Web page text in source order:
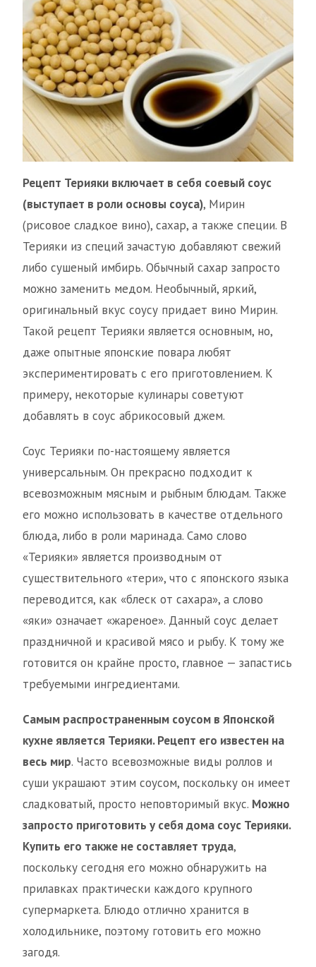
Рецепт Терияки включает в себя соевый соус
(выступает в роли основы соуса), Мирин
(рисовое сладкое вино), сахар, а также специи. В
Терияки из специй зачастую добавляют свежий
либо сушеный имбирь. Обычный сахар запросто
можно заменить медом. Необычный, яркий,
оригинальный вкус соусу придает вино Мирин.
Такой рецепт Терияки является основным, но,
даже опытные японские повара любят
экспериментировать с его приготовлением. К
примеру, некоторые кулинары советуют
добавлять в соус абрикосовый джем.
Соус Терияки по-настоящему является
универсальным. Он прекрасно подходит к
всевозможным мясным и рыбным блюдам. Также
его можно использовать в качестве отдельного
блюда, либо в роли маринада. Само слово
«Терияки» является производным от
существительного «тери», что с японского языка
переводится, как «блеск от сахара», а слово
«яки» означает «жареное». Данный соус делает
праздничной и красивой мясо и рыбу. К тому же
готовится он крайне просто, главное — запастись
требуемыми ингредиентами.
Самым распространенным соусом в Японской
кухне является Терияки. Рецепт его известен на
весь мир. Часто всевозможные виды роллов и
суши украшают этим соусом, поскольку он имеет
сладковатый, просто неповторимый вкус. Можно
запросто приготовить у себя дома соус Терияки.
Купить его также не составляет труда,
поскольку сегодня его можно обнаружить на
прилавках практически каждого крупного
супермаркета. Блюдо отлично хранится в
холодильнике, поэтому готовить его можно
загодя.